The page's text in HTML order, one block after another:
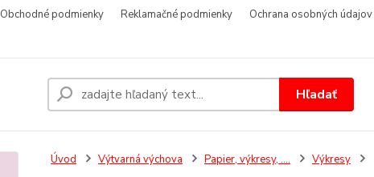
Obchodné podmienky Reklamačné podmienky Ochrana osobných údajov
Hľadať
Úvod Výtvarná výchova Papier, výkresy, .... Výkresy